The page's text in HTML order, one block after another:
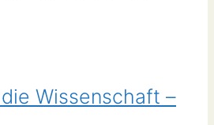
Wissenschaft –